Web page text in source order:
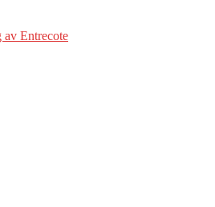
av Entrecote